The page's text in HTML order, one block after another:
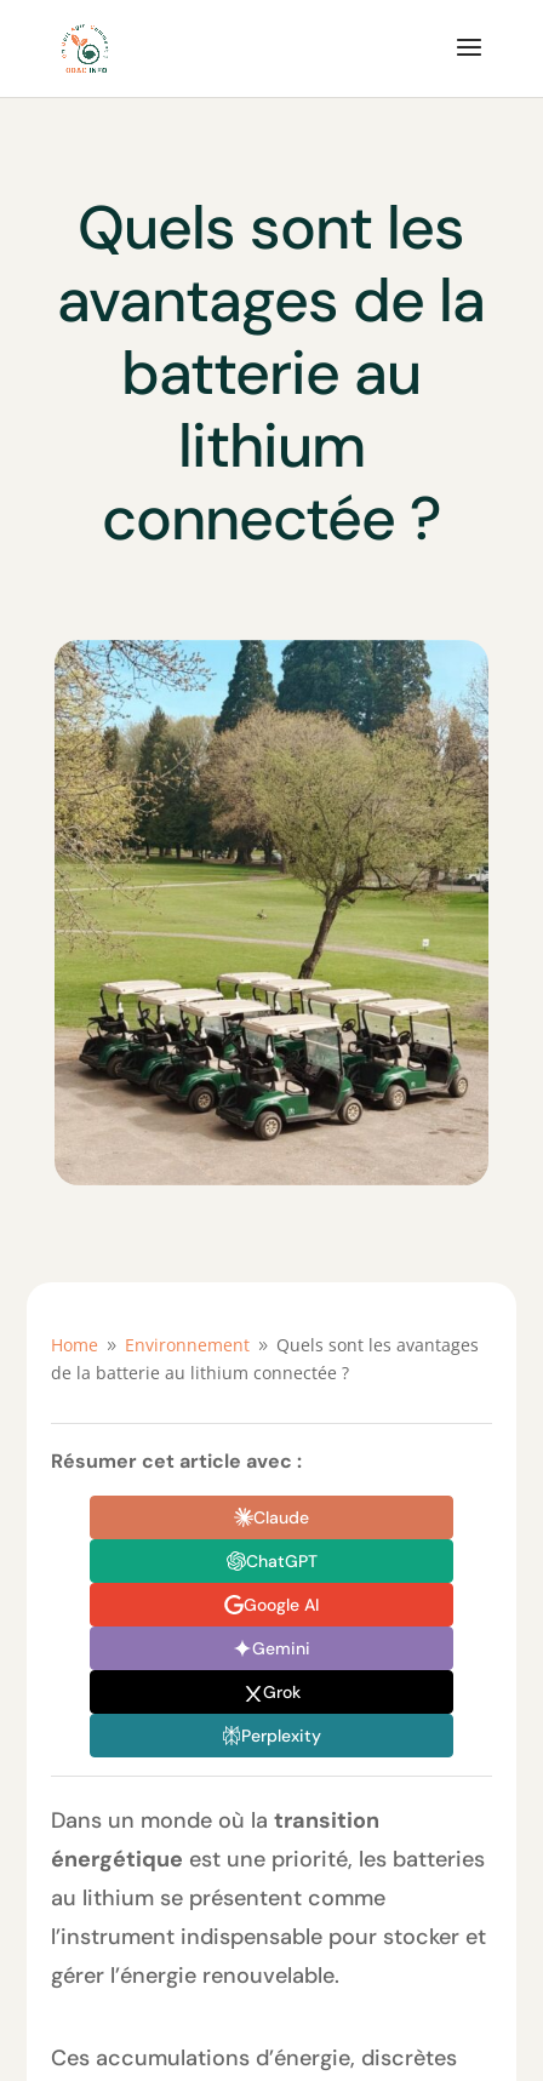
Quels sont les
avantages de la
batterie au
lithium
connectée ?
Home 9 Environnement 9 Quels sont les avantages
de la batterie au lithium connectée ?
Résumer cet article avec :
Claude
ChatGPT
Google AI
Gemini
Grok
Perplexity
Dans un monde où latransition
énergétique est une priorité, les batteries
au lithium se présentent comme
l’instrument indispensable pour stocker et
gérer l’énergie renouvelable.
Ces accumulations d’énergie, discrètes